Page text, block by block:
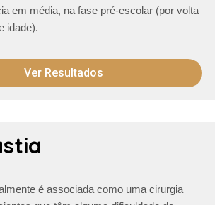
em média, na fase pré-escolar (por volta
idade).
Ver Resultados
é associada como uma cirurgia